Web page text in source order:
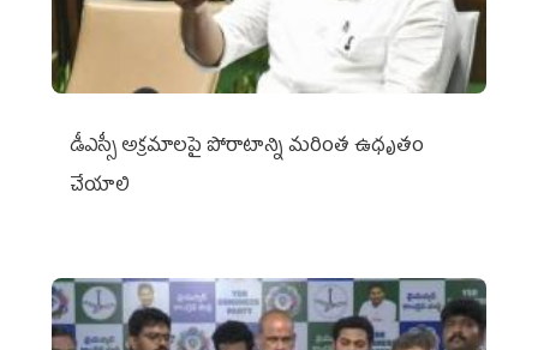
డీఎస్సీ అక్రమాలపై పోరాటాన్ని మరింత ఉధృతం
చేయాలి